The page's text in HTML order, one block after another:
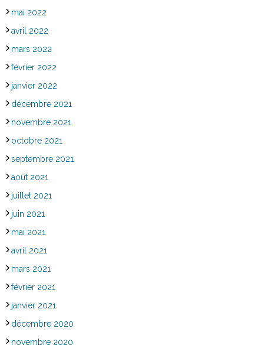
mai 2022
avril 2022
mars 2022
février 2022
janvier 2022
décembre 2021
novembre 2021
octobre 2021
septembre 2021
août 2021
juillet 2021
juin 2021
mai 2021
avril 2021
mars 2021
février 2021
janvier 2021
décembre 2020
novembre 2020